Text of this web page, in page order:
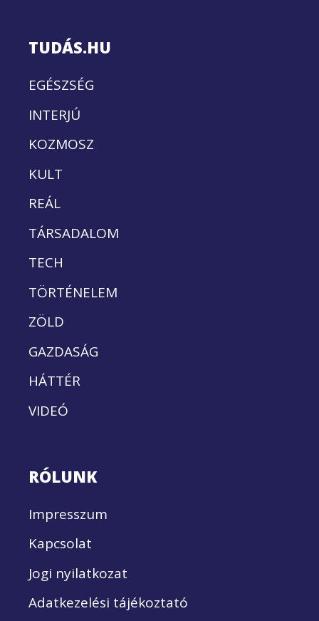
TUDÁS.HU
EGÉSZSÉG
INTERJÚ
KOZMOSZ
KULT
REÁL
TÁRSADALOM
TECH
TÖRTÉNELEM
ZÖLD
GAZDASÁG
HÁTTÉR
VIDEÓ
RÓLUNK
Impresszum
Kapcsolat
Jogi nyilatkozat
Adatkezelési tájékoztató